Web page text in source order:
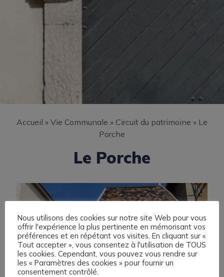
Accueil » Vie Communale » Circuit du patrimoine » Le
Porche
Le Porche
Nous utilisons des cookies sur notre site Web pour vous
offrir l'expérience la plus pertinente en mémorisant vos
préférences et en répétant vos visites. En cliquant sur «
Tout accepter », vous consentez à l'utilisation de TOUS
les cookies. Cependant, vous pouvez vous rendre sur
les « Paramètres des cookies » pour fournir un
consentement contrôlé.